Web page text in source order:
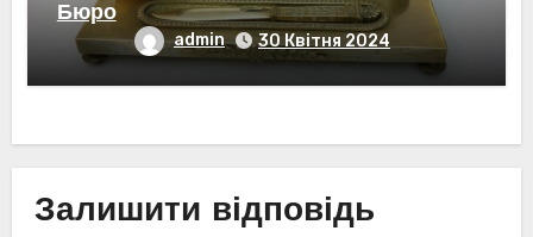
Бюро
admin 30 Квітня 2024
Залишити відповідь